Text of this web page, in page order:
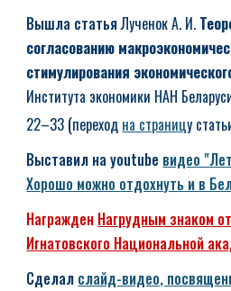
Вышла статьяЛученок А. И.
согласованию
стимулирования
Института экономики НАН
22–33 (переход на страницу
Выставил на youtube видео
Хорошо можно отдохнуть и в
Награжден Нагрудным знаком
Игнатовского Национальной
Сделал слайд-видео,